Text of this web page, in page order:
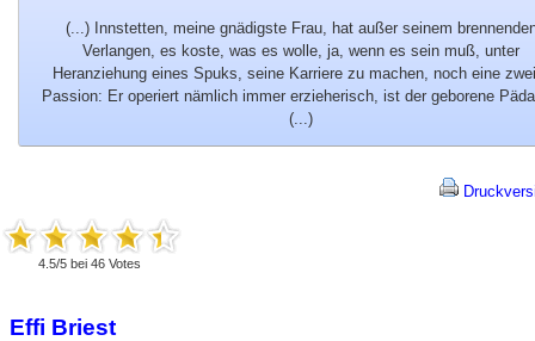
(...) Innstetten, meine gnädigste Frau, hat außer seinem
Verlangen, es koste, was es wolle, ja, wenn es sein muß, unter
Heranziehung eines Spuks, seine Karriere zu machen, noch eine
Passion: Er operiert nämlich immer erzieherisch, ist der geborene
(...)
4.5/5 bei 46 Votes
Effi Briest